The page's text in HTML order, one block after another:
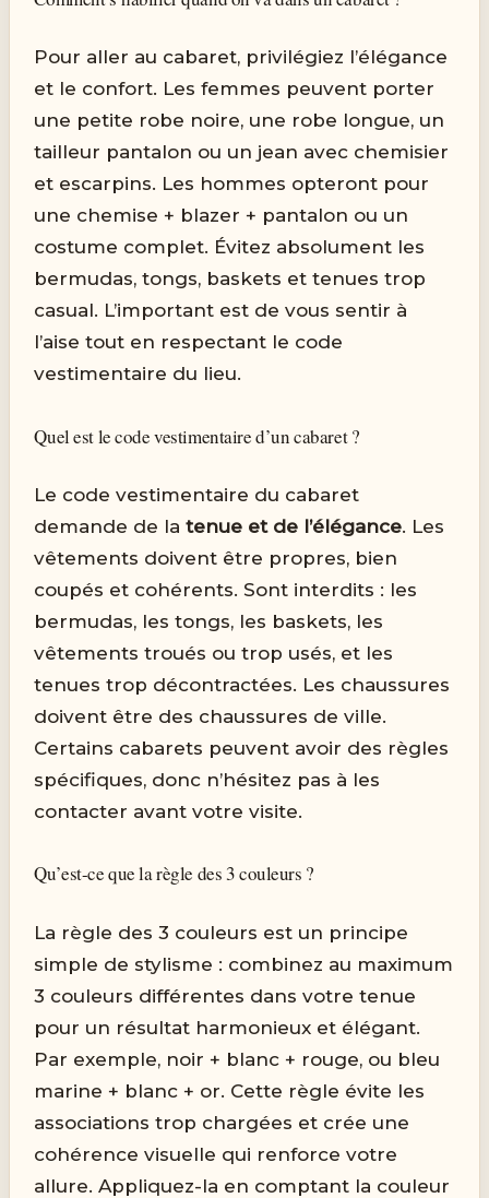
Pour aller au cabaret, privilégiez l’élégance
et le confort. Les femmes peuvent porter
une petite robe noire, une robe longue, un
tailleur pantalon ou un jean avec chemisier
et escarpins. Les hommes opteront pour
une chemise + blazer + pantalon ou un
costume complet. Évitez absolument les
bermudas, tongs, baskets et tenues trop
casual. L’important est de vous sentir à
l’aise tout en respectant le code
vestimentaire du lieu.
Quel est le code vestimentaire d’un cabaret ?
Le code vestimentaire du cabaret
demande de latenue et de l’élégance. Les
vêtements doivent être propres, bien
coupés et cohérents. Sont interdits : les
bermudas, les tongs, les baskets, les
vêtements troués ou trop usés, et les
tenues trop décontractées. Les chaussures
doivent être des chaussures de ville.
Certains cabarets peuvent avoir des règles
spécifiques, donc n’hésitez pas à les
contacter avant votre visite.
Qu’est-ce que la règle des 3 couleurs ?
La règle des 3 couleurs est un principe
simple de stylisme : combinez au maximum
3 couleurs différentes dans votre tenue
pour un résultat harmonieux et élégant.
Par exemple, noir + blanc + rouge, ou bleu
marine + blanc + or. Cette règle évite les
associations trop chargées et crée une
cohérence visuelle qui renforce votre
allure. Appliquez-la en comptant la couleur